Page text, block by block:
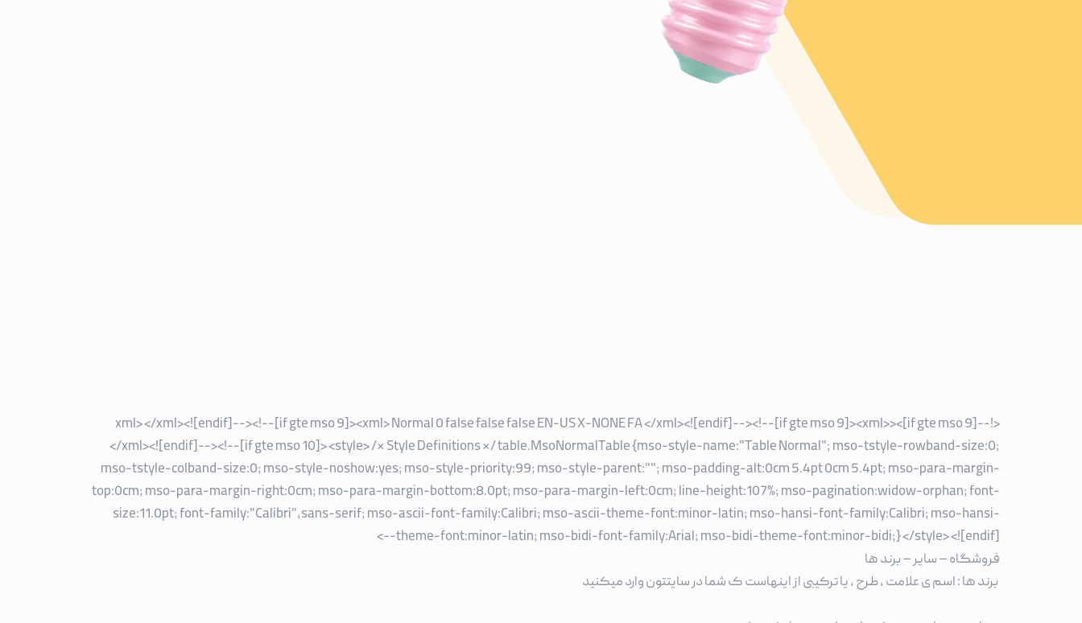
<!--[if gte mso 9]><xml>
</xml><![endif]--><!--[if gte mso 9]><xml>Normal0falsefalsefalseEN-USX-NONEFA</xml><![endif]--><!--[if gte mso 9]><xml>
</xml><![endif]--><!--[if gte mso 10]> <style> /* Style Definitions */ table.MsoNormalTable {mso-style-name:"Table Normal"; mso-tstyle-rowband-size:0;
mso-tstyle-colband-size:0; mso-style-noshow:yes; mso-style-priority:99; mso-style-parent:""; mso-padding-alt:0cm 5.4pt 0cm 5.4pt; mso-para-margin-
top:0cm; mso-para-margin-right:0cm; mso-para-margin-bottom:8.0pt; mso-para-margin-left:0cm; line-height:107%; mso-pagination:widow-orphan; font-
size:11.0pt; font-family:"Calibri",sans-serif; mso-ascii-font-family:Calibri; mso-ascii-theme-font:minor-latin; mso-hansi-font-family:Calibri; mso-hansi-
theme-font:minor-latin; mso-bidi-font-family:Arial; mso-bidi-theme-font:minor-bidi;} </style> <![endif]-->
فروشگاه – سایر – برند ها
برند ها : اسم ی علامت ، طرح ، یا ترکیبی از اینهاست ک شما در سایتتون وارد میکنید